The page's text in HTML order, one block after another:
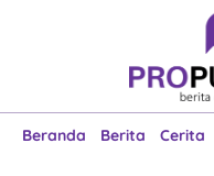
Beranda Berita Cerita